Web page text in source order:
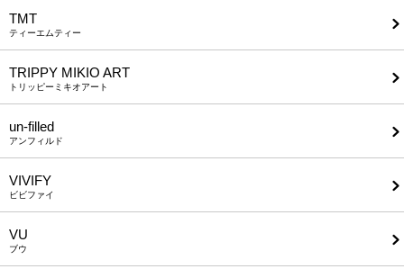
TMT
ティーエムティー
TRIPPY MIKIO ART
トリッピーミキオアート
un-filled
アンフィルド
VIVIFY
ビビファイ
VU
ブウ